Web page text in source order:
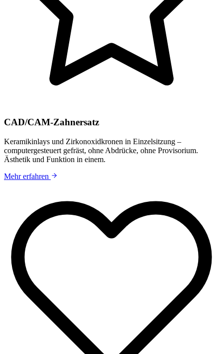
CAD/CAM-Zahnersatz
Keramikinlays und Zirkonoxidkronen in Einzelsitzung –
computergesteuert gefräst, ohne Abdrücke, ohne Provisorium.
Ästhetik und Funktion in einem.
Mehr erfahren